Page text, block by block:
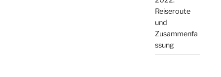
Reiseroute
und
Zusammenfa
ssung